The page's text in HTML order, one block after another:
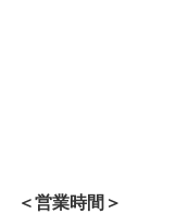
＜営業時間＞